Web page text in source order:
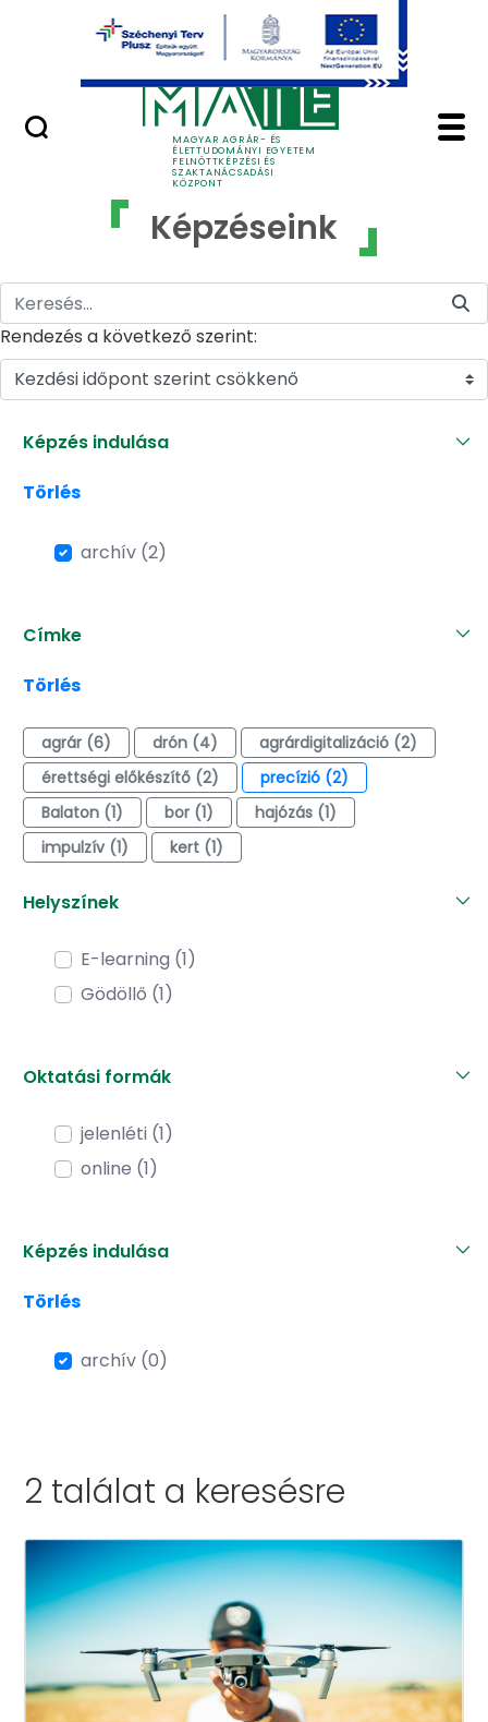
Ugrás a fő tartalomhoz
MAGYAR AGRÁR- ÉS
ÉLETTUDOMÁNYI EGYETEM
FELNŐTTKÉPZÉSI ÉS
SZAKTANÁCSADÁSI
KÖZPONT
Képzéseink - MATE
Képzéseink
Rendezés a következő szerint:
Kezdési időpont szerint csökkenő
Képzés indulása
Törlés
archív (2)
Címke
Törlés
agrár (6) drón (4)
agrárdigitalizáció (2)
érettségi előkészítő (2)
precízió (2)
Balaton (1)
bor (1)
hajózás (1)
impulzív (1)
kert (1)
Helyszínek
E-learning (1)
Gödöllő (1)
Oktatási formák
jelenléti (1)
online (1)
Képzés indulása
Törlés
archív (0)
2 találat a keresésre